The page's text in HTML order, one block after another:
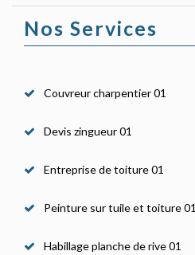
Nos Services
Couvreur charpentier 01
Devis zingueur 01
Entreprise de toiture 01
Peinture sur tuile et toiture 01
Habillage planche de rive 01